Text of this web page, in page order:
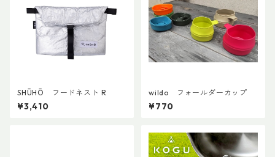
SHŪHŌ フードネスト R
¥3,410
wildo フォールダーカップ
¥770